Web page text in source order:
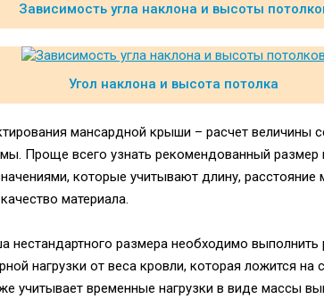
Зависимость угла наклона и высоты
Угол наклона и высота потолка
мансардной крыши – расчет величины
Проще всего узнать рекомендованный размер
которые учитывают длину,
материала.
нестандартного размера необходимо выполнить
нагрузки от веса кровли, которая ложится на
учитывает временные нагрузки в виде массы